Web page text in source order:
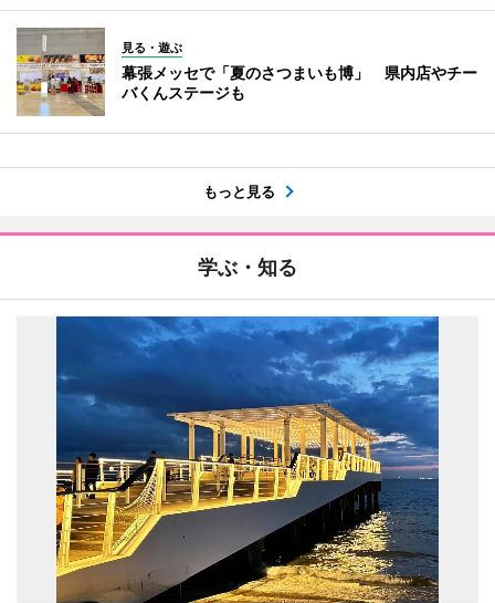
見る・遊ぶ
幕張メッセで「夏のさつまいも博」 県内店やチー
バくんステージも
もっと見る
学ぶ・知る